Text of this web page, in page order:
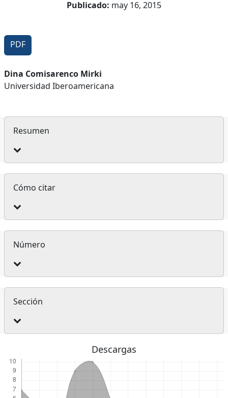
Publicado: may 16, 2015
PDF
Contenido
principal
artículo
Dina Comisarenco Mirki
Universidad Iberoamericana
Resumen
Detalles
del
artículo
Cómo citar
Número
Sección
Descargas